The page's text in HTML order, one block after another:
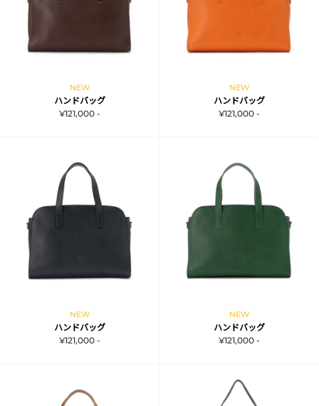
NEW
ハンドバッグ
¥121,000 -
NEW
ハンドバッグ
¥121,000 -
NEW
ハンドバッグ
¥121,000 -
NEW
ハンドバッグ
¥121,000 -